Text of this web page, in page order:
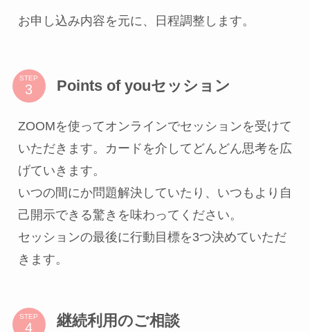
お申し込み内容を元に、日程調整します。
STEP Points of youセッション
ZOOMを使ってオンラインでセッションを受けて
いただきます。カードを介してどんどん思考を広
げていきます。
いつの間にか問題解決していたり、いつもより自
己開示できる驚きを味わってください。
セッションの最後に行動目標を3つ決めていただ
きます。
STEP 継続利用のご相談